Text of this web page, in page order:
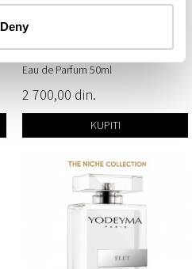
Deny
Dorian
Eau de Parfum 50ml
2 700,00 din.
KUPITI